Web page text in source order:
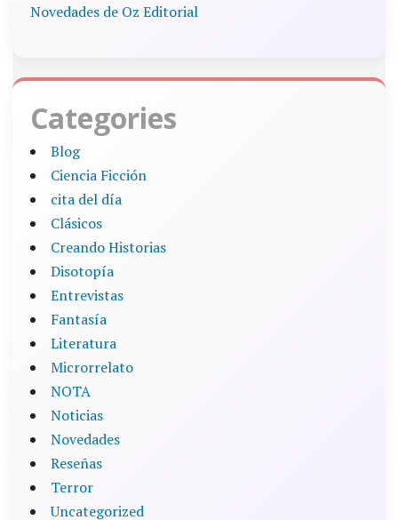
Novedades de Oz Editorial
Categories
Blog
Ciencia Ficción
cita del día
Clásicos
Creando Historias
Disotopía
Entrevistas
Fantasía
Literatura
Microrrelato
NOTA
Noticias
Novedades
Reseñas
Terror
Uncategorized